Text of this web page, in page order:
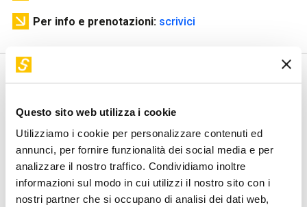
Questo sito web utilizza i cookie
Utilizziamo i cookie per personalizzare contenuti ed
annunci, per fornire funzionalità dei social media e per
analizzare il nostro traffico. Condividiamo inoltre
informazioni sul modo in cui utilizzi il nostro sito con i
nostri partner che si occupano di analisi dei dati web,
Per info e prenotazioni: scrivici
Obiettivo
Scoprire attraverso nuove tecnologie le frontiere digitali
dell’arte del futuro.
Attività